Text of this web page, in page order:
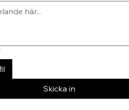
Skicka in